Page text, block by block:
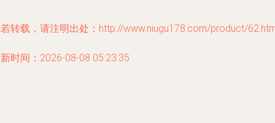
转载，请注明出处：http://www.niugu178.com/product/
时间：2026-08-08 05:23:35